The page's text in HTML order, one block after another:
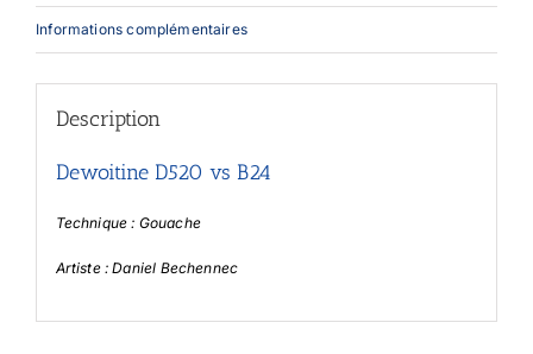
Informations complémentaires
Description
Dewoitine D520 vs B24
Technique : Gouache
Artiste : Daniel Bechennec